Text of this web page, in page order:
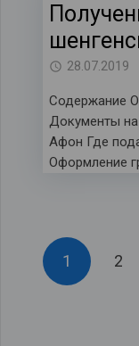
28.07.2019
Содержание
Документы на
Афон Где
Оформление
1 2